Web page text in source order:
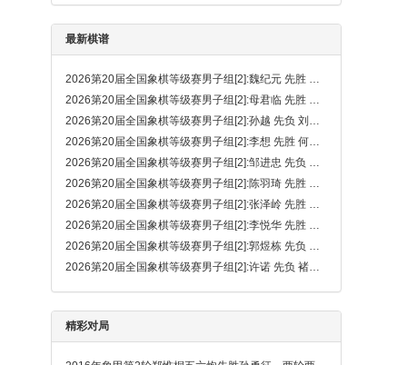
最新棋谱
2026第20届全国象棋等级赛男子组[2]:魏纪元 先胜 刘京
2026第20届全国象棋等级赛男子组[2]:母君临 先胜 陈奕良
2026第20届全国象棋等级赛男子组[2]:孙越 先负 刘泉（金钩炮）
2026第20届全国象棋等级赛男子组[2]:李想 先胜 何昊松
2026第20届全国象棋等级赛男子组[2]:邹进忠 先负 侯诚昊
2026第20届全国象棋等级赛男子组[2]:陈羽琦 先胜 胡钧炫
2026第20届全国象棋等级赛男子组[2]:张泽岭 先胜 吴熙贤
2026第20届全国象棋等级赛男子组[2]:李悦华 先胜 王子秦
2026第20届全国象棋等级赛男子组[2]:郭煜栋 先负 钟念沂
2026第20届全国象棋等级赛男子组[2]:许诺 先负 褚明睿
精彩对局